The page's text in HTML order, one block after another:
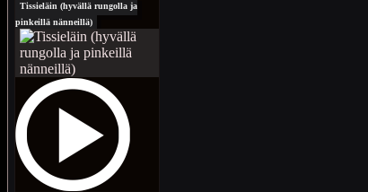
Tissieläin (hyvällä rungolla ja
pinkeillä nänneillä)